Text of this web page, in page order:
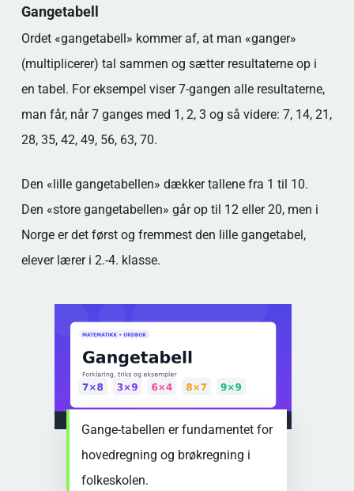
Gangetabell
Ordet «gangetabell» kommer af, at man «ganger»
(multiplicerer) tal sammen og sætter resultaterne op i
en tabel. For eksempel viser 7-gangen alle resultaterne,
man får, når 7 ganges med 1, 2, 3 og så videre: 7, 14, 21,
28, 35, 42, 49, 56, 63, 70.
Den «lille gangetabellen» dækker tallene fra 1 til 10.
Den «store gangetabellen» går op til 12 eller 20, men i
Norge er det først og fremmest den lille gangetabel,
elever lærer i 2.-4. klasse.
Gange-tabellen er fundamentet for
hovedregning og brøkregning i
folkeskolen.
multiplikationstabellerne?